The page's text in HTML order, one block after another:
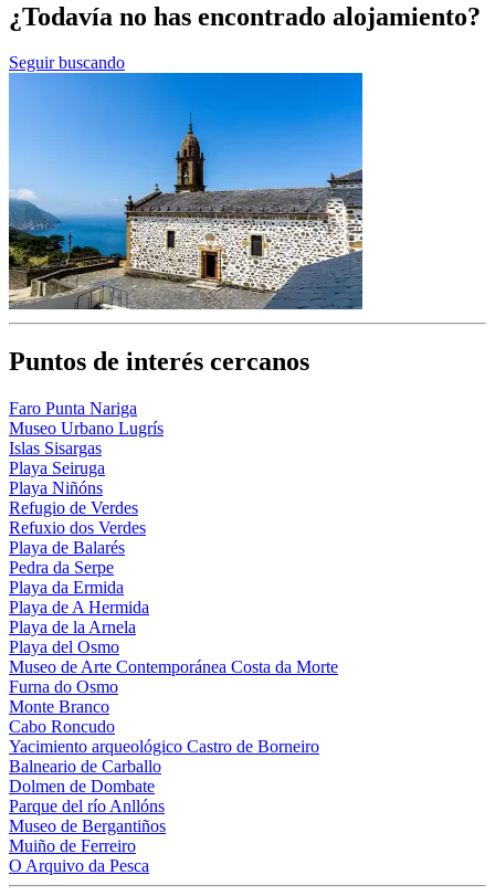
¿Todavía no has encontrado alojamiento?
Seguir buscando
Puntos de interés cercanos
Faro Punta Nariga
Museo Urbano Lugrís
Islas Sisargas
Playa Seiruga
Playa Niñóns
Refugio de Verdes
Refuxio dos Verdes
Playa de Balarés
Pedra da Serpe
Playa da Ermida
Playa de A Hermida
Playa de la Arnela
Playa del Osmo
Museo de Arte Contemporánea Costa da Morte
Furna do Osmo
Monte Branco
Cabo Roncudo
Yacimiento arqueológico Castro de Borneiro
Balneario de Carballo
Dolmen de Dombate
Parque del río Anllóns
Museo de Bergantiños
Muiño de Ferreiro
O Arquivo da Pesca